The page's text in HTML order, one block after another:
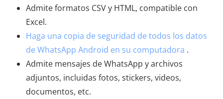
Admite formatos CSV y HTML, compatible con
Excel.
Haga una copia de seguridad de todos los datos
de WhatsApp Android en su computadora .
Admite mensajes de WhatsApp y archivos
adjuntos, incluidas fotos, stickers, videos,
documentos, etc.